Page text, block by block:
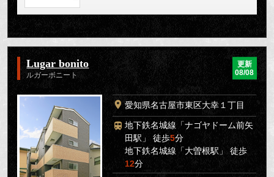
Lugar bonito
ルガーボニート
更新
08/08
愛知県名古屋市東区大幸１丁目
地下鉄名城線「ナゴヤドーム前矢
田駅」 徒歩5分
地下鉄名城線「大曽根駅」 徒歩
12分